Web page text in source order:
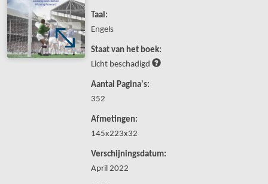
Taal:
Engels
Staat van het boek:
Licht beschadigd
Aantal Pagina's:
352
Afmetingen:
145x223x32
Verschijningsdatum:
April 2022